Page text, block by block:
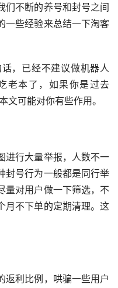
们不断的养号和封号之间
一些经验来总结一下淘客
，已经不建议做机器人
老本了，如果你是过去
文可能对你有些作用。
进行大量举报，人数不一
封号行为一般都是同行举
量对用户做一下筛选，不
月不下单的定期清理。这
返利比例，哄骗一些用户